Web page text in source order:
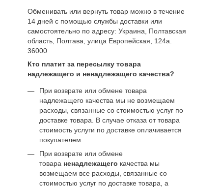
Обменивать или вернуть товар можно в течение
14 дней с помощью службы доставки или
самостоятельно по адресу: Украина, Полтавская
область, Полтава, улица Европейская, 124а.
36000
Кто платит за пересылку товара
надлежащего и ненадлежащего качества?
При возврате или обмене товара
надлежащего качества мы не возмещаем
расходы, связанные со стоимостью услуг по
доставке товара. В случае отказа от товара
стоимость услуги по доставке оплачивается
покупателем.
При возврате или обмене
товара ненадлежащего качества мы
возмещаем все расходы, связанные со
стоимостью услуг по доставке товара, а